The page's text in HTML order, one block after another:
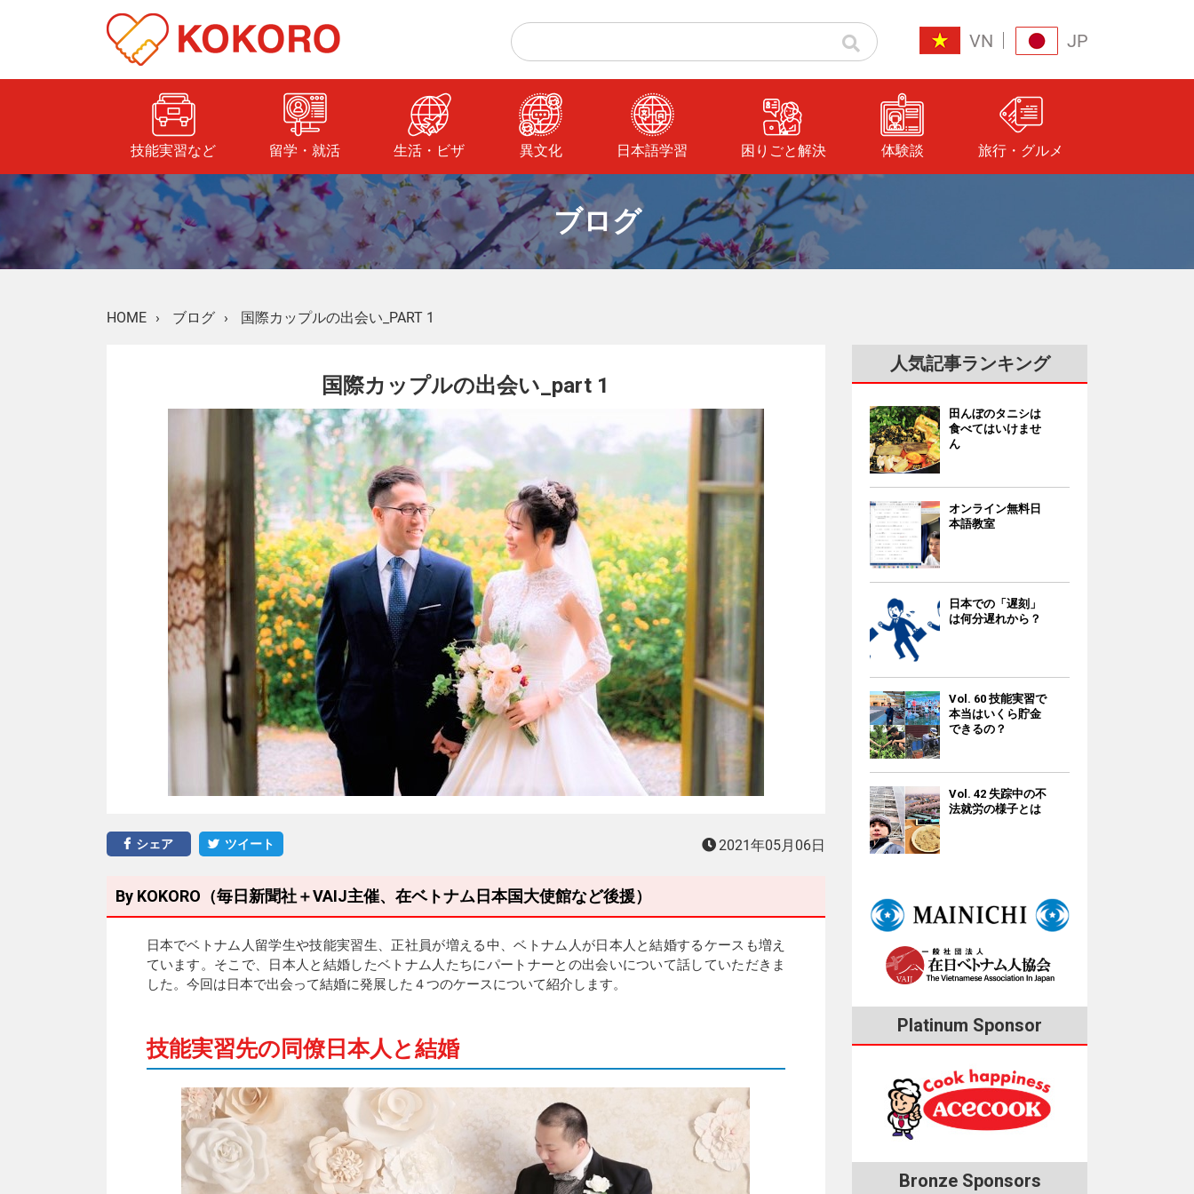
VN JP
技能実習など 留学・就活 生活・ビザ 異文化 日本語学習 困りごと解決 体験談 旅行・グルメ
ブログ
HOME › ブログ › 国際カップルの出会い_PART 1
国際カップルの出会い_part 1
シェア ツイート 2021年05月06日
By KOKORO（毎日新聞社＋VAIJ主催、在ベトナム日本国大使館など後援）
日本でベトナム人留学生や技能実習生、正社員が増える中、ベトナム人が日本人と結婚するケースも増え
ています。そこで、日本人と結婚したベトナム人たちにパートナーとの出会いについて話していただきま
した。今回は日本で出会って結婚に発展した４つのケースについて紹介します。
技能実習先の同僚日本人と結婚
人気記事ランキング
田んぼのタニシは
食べてはいけませ
ん
オンライン無料日
本語教室
日本での「遅刻」
は何分遅れから？
Vol. 60 技能実習で
本当はいくら貯金
できるの？
Vol. 42 失踪中の不
法就労の様子とは
Platinum Sponsor
Bronze Sponsors